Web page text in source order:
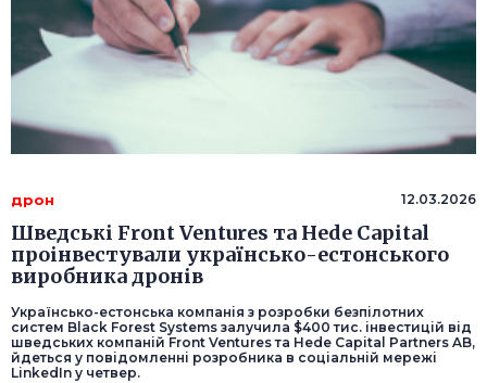
дрон 12.03.2026
Шведські Front Ventures та Hede Capital
проінвестували українсько-естонського
виробника дронів
Українсько-естонська компанія з розробки безпілотних
систем Black Forest Systems залучила $400 тис. інвестицій від
шведських компаній Front Ventures та Hede Capital Partners AB,
йдеться у повідомленні розробника в соціальній мережі
LinkedIn у четвер.